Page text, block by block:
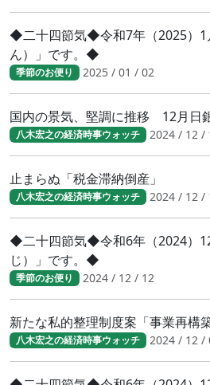
◆二十四節気◆令和7年（2025）1
ん）」です。◆
季節のお便り 2025 / 01 / 02
国内の景気、堅調に推移 12月日
八木宏之の経済時事ウォッチ 2024 / 12 /
止まらぬ「税金滞納倒産」
八木宏之の経済時事ウォッチ 2024 / 12 /
◆二十四節気◆令和6年（2024）
じ）」です。◆
季節のお便り 2024 / 12 / 12
新たな私的整理制度案「事業再構
八木宏之の経済時事ウォッチ 2024 / 12 /